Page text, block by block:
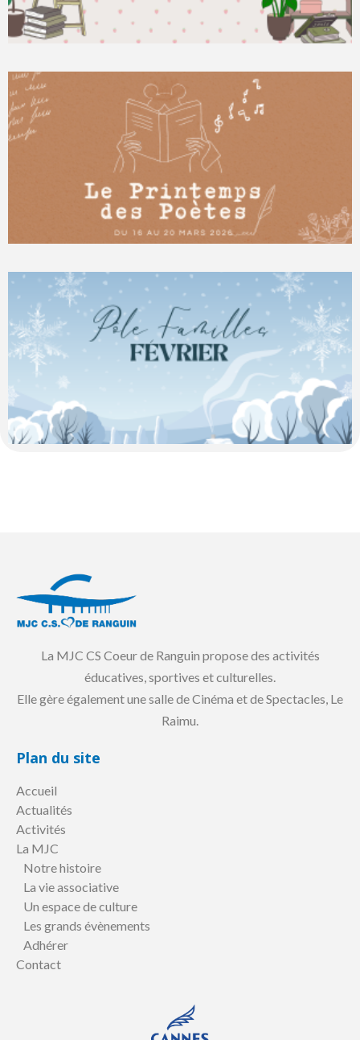
La MJC CS Coeur de Ranguin propose des activités
éducatives, sportives et culturelles.
Elle gère également une salle de Cinéma et de Spectacles, Le
Raimu.
Plan du site
Accueil
Actualités
Activités
La MJC
Notre histoire
La vie associative
Un espace de culture
Les grands évènements
Adhérer
Contact